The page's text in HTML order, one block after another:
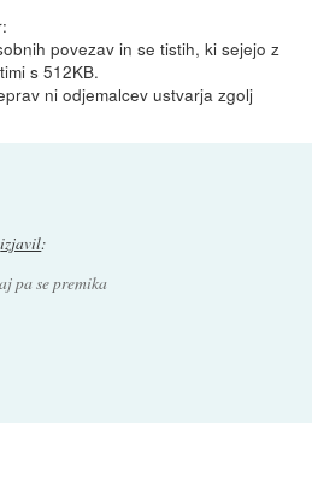
povezav in se tistih, ki sejejo z
s 512KB.
ni odjemalcev ustvarja zgolj
izjavil:
pa se premika